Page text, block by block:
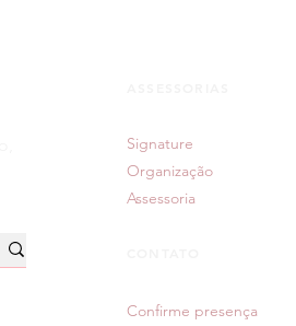
Signature
Organização
Assessoria
Confirme presença